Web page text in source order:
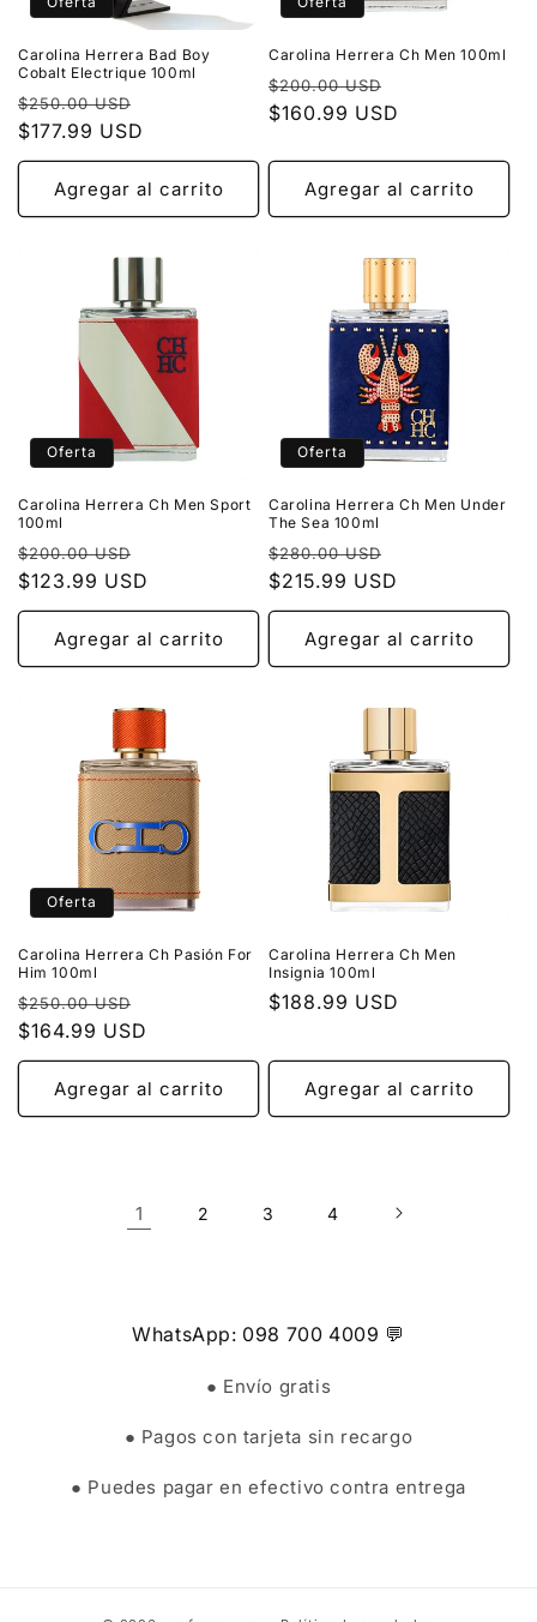
Carolina Herrera Bad Boy
Cobalt Electrique 100ml
Precio
habitual
$250.00 USD
oferta
$177.99 USD
Agregar al carrito
Carolina Herrera Ch Men 100ml
Precio
habitual
$200.00 USD
de
$160.99 USD
Agregar al carrito
Oferta
Carolina Herrera Ch Men Sport
100ml
Precio
habitual
$200.00 USD
de
oferta
$123.99 USD
Agregar al carrito
Oferta
Carolina Herrera Ch Men Under
The Sea 100ml
Precio
habitual
$280.00 USD
de
oferta
$215.99 USD
Agregar al carrito
Oferta
Carolina Herrera Ch Pasión For
Him 100ml
Precio
habitual
$250.00 USD
de
oferta
$164.99 USD
Agregar al carrito
Carolina Herrera Ch Men
Insignia 100ml
Precio
$188.99 USD
Agregar al carrito
1 2 3 4
WhatsApp: 098 700 4009 💬
● Envío gratis
● Pagos con tarjeta sin recargo
● Puedes pagar en efectivo contra entrega